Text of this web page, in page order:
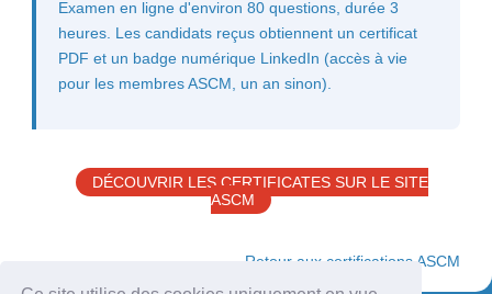
Examen en ligne d'environ 80 questions, durée 3
heures. Les candidats reçus obtiennent un certificat
PDF et un badge numérique LinkedIn (accès à vie
pour les membres ASCM, un an sinon).
DÉCOUVRIR LES CERTIFICATES SUR LE SITE
ASCM
← Retour aux certifications ASCM